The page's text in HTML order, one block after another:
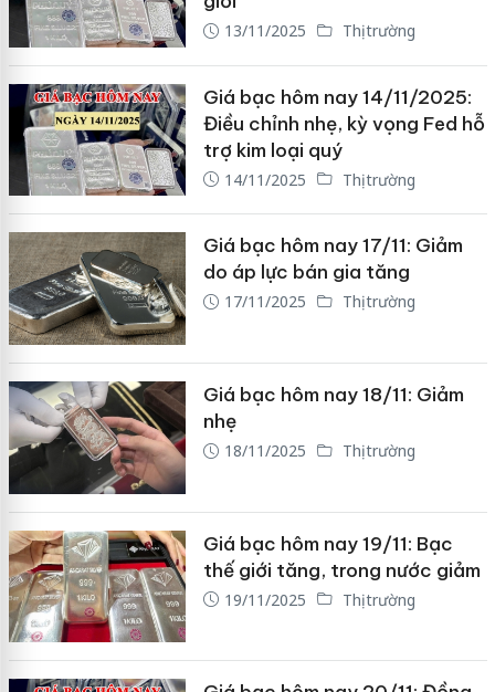
13/11/2025 Thị trường
Giá bạc hôm nay 14/11/2025:
Điều chỉnh nhẹ, kỳ vọng Fed hỗ
trợ kim loại quý
14/11/2025 Thị trường
Giá bạc hôm nay 17/11: Giảm
do áp lực bán gia tăng
17/11/2025 Thị trường
Giá bạc hôm nay 18/11: Giảm
nhẹ
18/11/2025 Thị trường
Giá bạc hôm nay 19/11: Bạc
thế giới tăng, trong nước giảm
19/11/2025 Thị trường